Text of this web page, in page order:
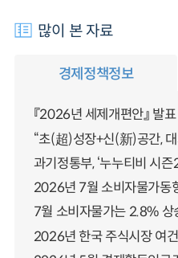
많이 본 자료
경제정책정보
『2026년 세제개편안』 발표
“초(超)성장+신(新)공간,
과기정통부, ‘누누티비 시
2026년 7월 소비자물가동
7월 소비자물가는 2.8% 상
2026년 한국 주식시장 여